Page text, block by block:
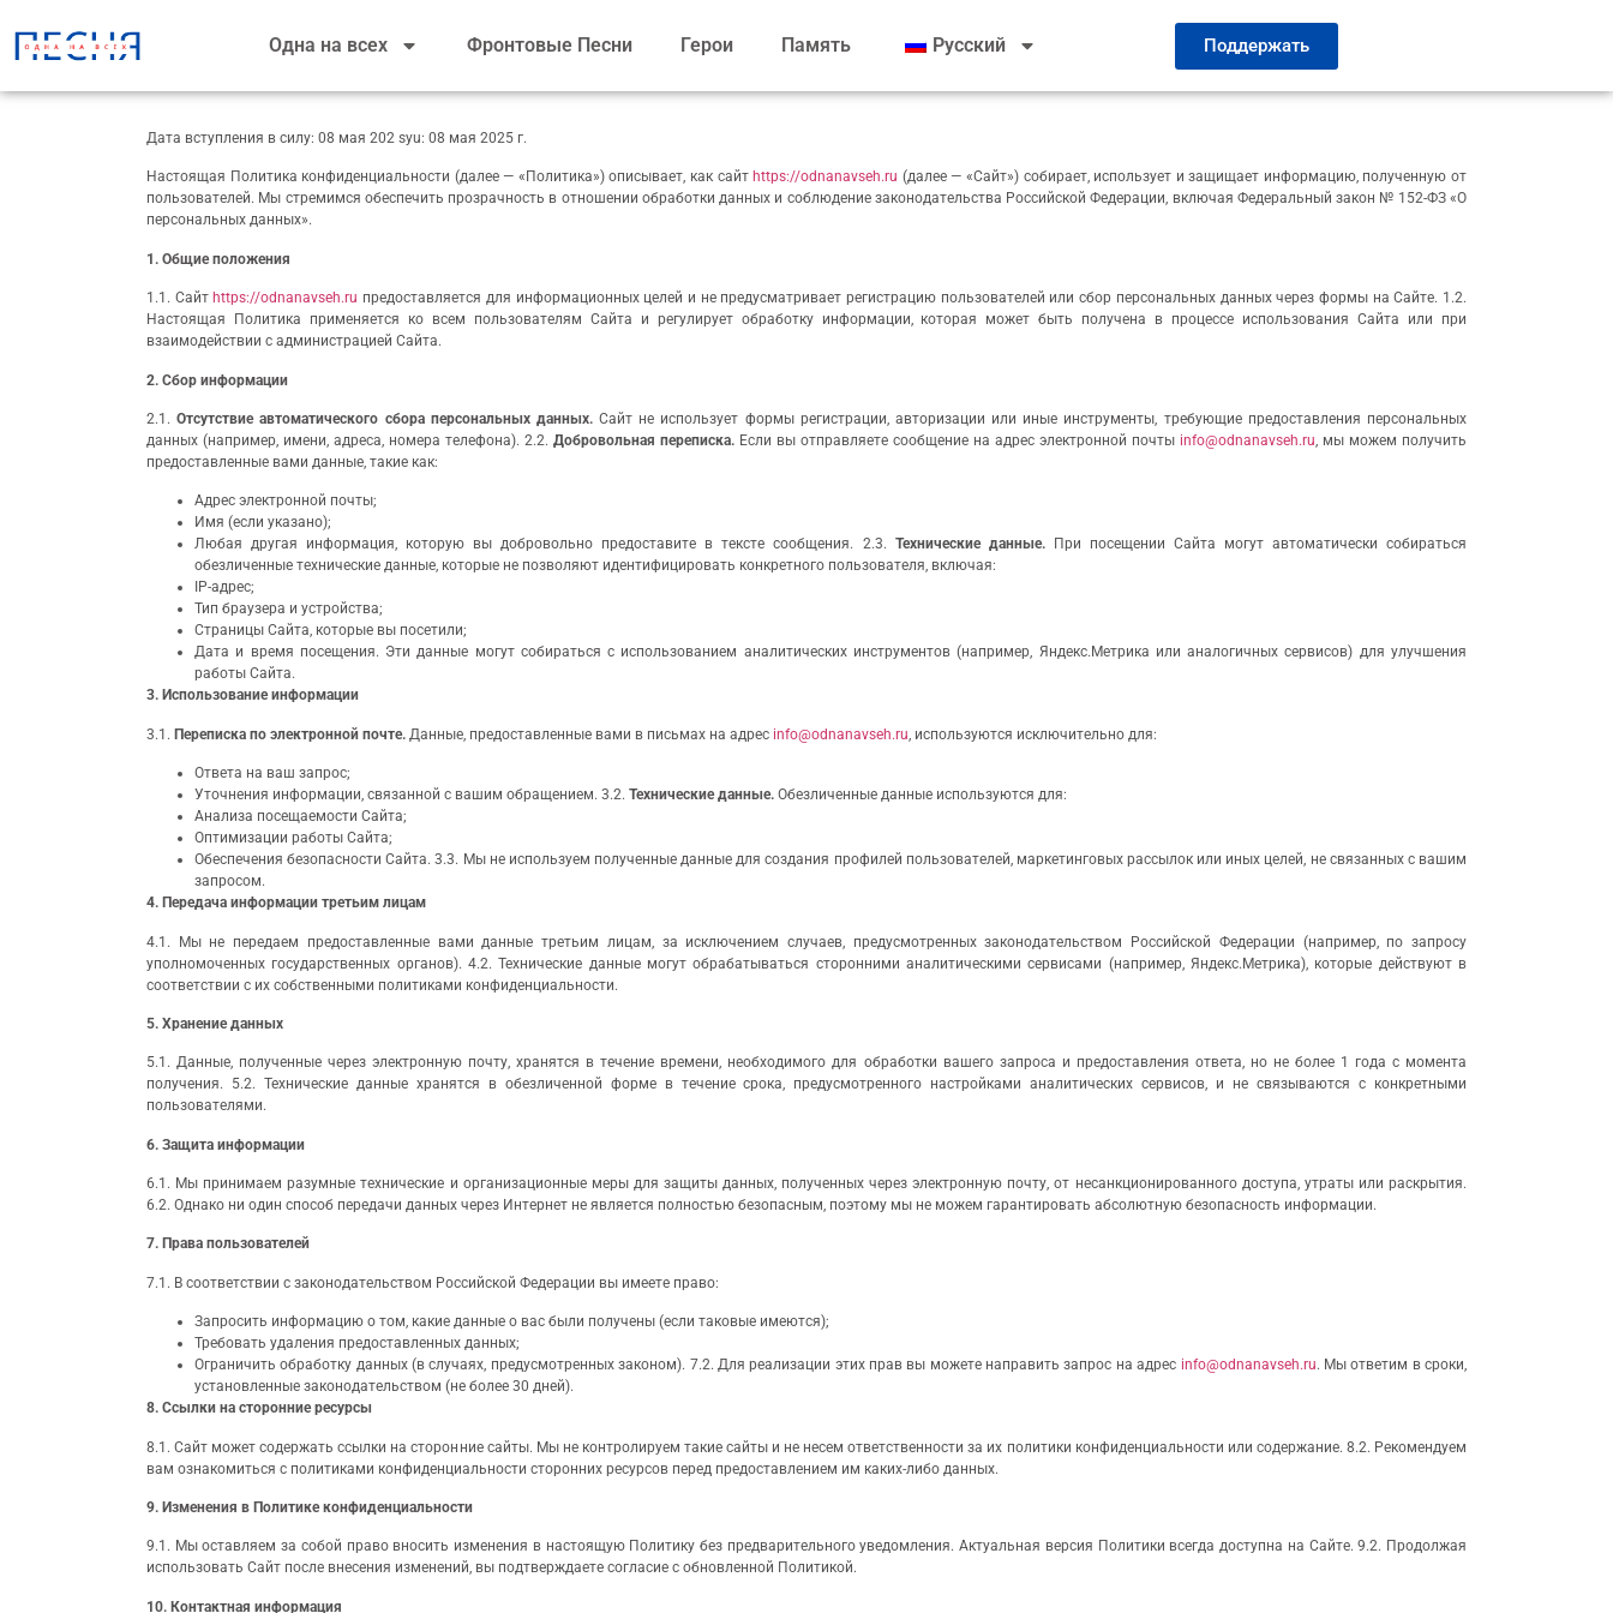
Одна на всех Фронтовые Песни Герои Память Русский Поддержать
Дата вступления в силу: 08 мая 202 syu: 08 мая 2025 г.
Настоящая Политика конфиденциальности (далее — «Политика») описывает, как сайт https://odnanavseh.ru (далее — «Сайт») собирает, использует и защищает информацию, полученную от
пользователей. Мы стремимся обеспечить прозрачность в отношении обработки данных и соблюдение законодательства Российской Федерации, включая Федеральный закон № 152-ФЗ «О
персональных данных».
1. Общие положения
1.1. Сайт https://odnanavseh.ru предоставляется для информационных целей и не предусматривает регистрацию пользователей или сбор персональных данных через формы на Сайте. 1.2.
Настоящая Политика применяется ко всем пользователям Сайта и регулирует обработку информации, которая может быть получена в процессе использования Сайта или при
взаимодействии с администрацией Сайта.
2. Сбор информации
2.1.Отсутствие автоматического сбора персональных данных.Сайт не использует формы регистрации, авторизации или иные инструменты, требующие предоставления персональных
данных (например, имени, адреса, номера телефона). 2.2. Добровольная переписка. Если вы отправляете сообщение на адрес электронной почты info@odnanavseh.ru, мы можем получить
предоставленные вами данные, такие как:
Адрес электронной почты;
Имя (если указано);
Любая другая информация, которую вы добровольно предоставите в тексте сообщения. 2.3. Технические данные.При посещении Сайта могут автоматически собираться
обезличенные технические данные, которые не позволяют идентифицировать конкретного пользователя, включая:
IP-адрес;
Тип браузера и устройства;
Страницы Сайта, которые вы посетили;
Дата и время посещения. Эти данные могут собираться с использованием аналитических инструментов (например, Яндекс.Метрика или аналогичных сервисов) для улучшения
работы Сайта.
3. Использование информации
3.1. Переписка по электронной почте. Данные, предоставленные вами в письмах на адрес info@odnanavseh.ru , используются исключительно для:
Ответа на ваш запрос;
Уточнения информации, связанной с вашим обращением. 3.2. Технические данные. Обезличенные данные используются для:
Анализа посещаемости Сайта;
Оптимизации работы Сайта;
Обеспечения безопасности Сайта. 3.3. Мы не используем полученные данные для создания профилей пользователей, маркетинговых рассылок или иных целей, не связанных с вашим
запросом.
4. Передача информации третьим лицам
4.1. Мы не передаем предоставленные вами данные третьим лицам, за исключением случаев, предусмотренных законодательством Российской Федерации (например, по запросу
уполномоченных государственных органов). 4.2. Технические данные могут обрабатываться сторонними аналитическими сервисами (например, Яндекс.Метрика), которые действуют в
соответствии с их собственными политиками конфиденциальности.
5. Хранение данных
5.1. Данные, полученные через электронную почту, хранятся в течение времени, необходимого для обработки вашего запроса и предоставления ответа, но не более 1 года с момента
получения. 5.2. Технические данные хранятся в обезличенной форме в течение срока, предусмотренного настройками аналитических сервисов, и не связываются с конкретными
пользователями.
6. Защита информации
6.1. Мы принимаем разумные технические и организационные меры для защиты данных, полученных через электронную почту, от несанкционированного доступа, утраты или раскрытия.
6.2. Однако ни один способ передачи данных через Интернет не является полностью безопасным, поэтому мы не можем гарантировать абсолютную безопасность информации.
7. Права пользователей
7.1. В соответствии с законодательством Российской Федерации вы имеете право:
Запросить информацию о том, какие данные о вас были получены (если таковые имеются);
Требовать удаления предоставленных данных;
Ограничить обработку данных (в случаях, предусмотренных законом). 7.2. Для реализации этих прав вы можете направить запрос на адрес info@odnanavseh.ru. Мы ответим в сроки,
установленные законодательством (не более 30 дней).
8. Ссылки на сторонние ресурсы
8.1. Сайт может содержать ссылки на сторонние сайты. Мы не контролируем такие сайты и не несем ответственности за их политики конфиденциальности или содержание. 8.2. Рекомендуем
вам ознакомиться с политиками конфиденциальности сторонних ресурсов перед предоставлением им каких-либо данных.
9. Изменения в Политике конфиденциальности
9.1. Мы оставляем за собой право вносить изменения в настоящую Политику без предварительного уведомления. Актуальная версия Политики всегда доступна на Сайте. 9.2. Продолжая
использовать Сайт после внесения изменений, вы подтверждаете согласие с обновленной Политикой.
10. Контактная информация